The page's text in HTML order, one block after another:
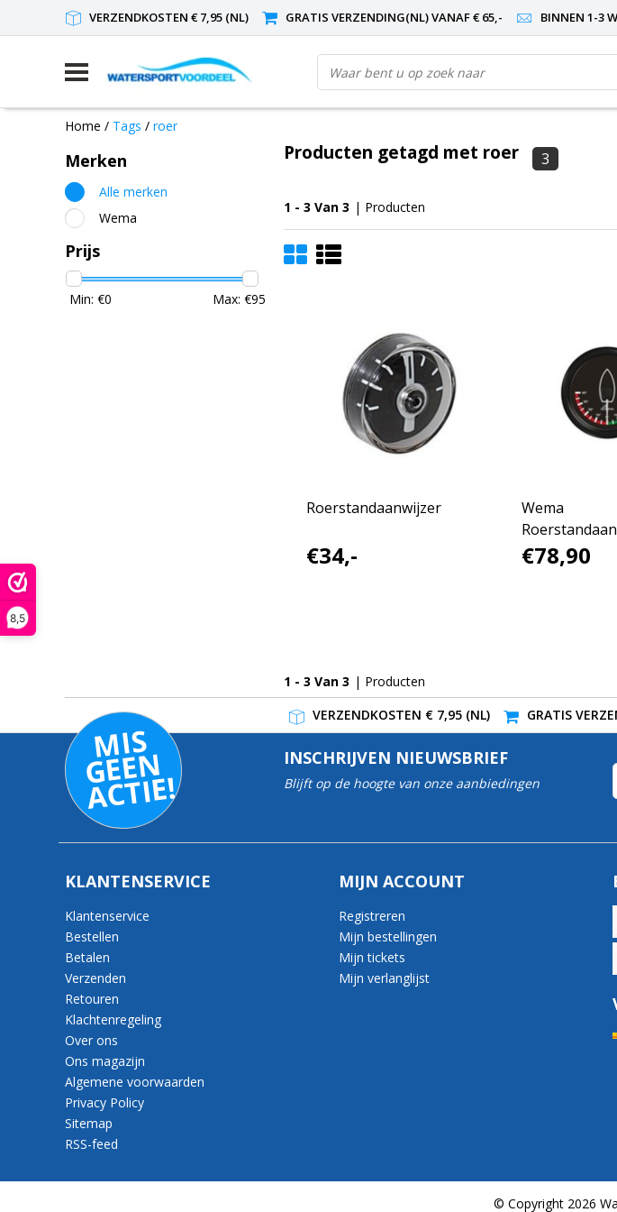
8,5
VERZENDKOSTEN € 7,95 (NL) GRATIS VERZENDING(NL) VANAF € 65,- BINNEN 1-3
Home / Tags / roer
Merken
Alle merken
Wema
Prijs
Min: €0 Max: €95
Producten getagd met roer 3
1 - 3 Van 3 | Producten
Roerstandaanwijzer
€34,-
Wema
€78,90
1 - 3 Van 3 | Producten
VERZENDKOSTEN € 7,95 (NL)
GRATIS
MI
S
G
E
E
N
A
C
TI
E!
INSCHRIJVEN NIEUWSBRIEF
Blijft op de hoogte van onze aanbiedingen
KLANTENSERVICE
Klantenservice
Bestellen
Betalen
Verzenden
Retouren
Klachtenregeling
Over ons
Ons magazijn
Algemene voorwaarden
Privacy Policy
Sitemap
RSS-feed
MIJN ACCOUNT
Registreren
Mijn bestellingen
Mijn tickets
Mijn verlanglijst
© Copyright 2026